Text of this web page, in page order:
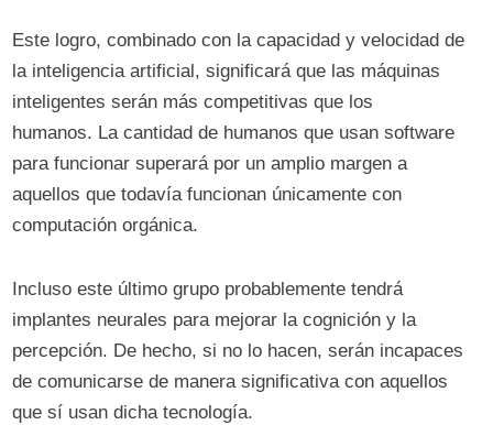
Este logro, combinado con la capacidad y velocidad de
la inteligencia artificial, significará que las máquinas
inteligentes serán más competitivas que los
humanos. La cantidad de humanos que usan software
para funcionar superará por un amplio margen a
aquellos que todavía funcionan únicamente con
computación orgánica.
Incluso este último grupo probablemente tendrá
implantes neurales para mejorar la cognición y la
percepción. De hecho, si no lo hacen, serán incapaces
de comunicarse de manera significativa con aquellos
que sí usan dicha tecnología.